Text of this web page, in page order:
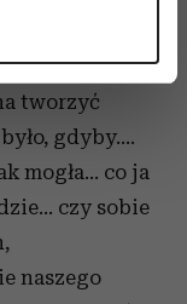
palca)
preferencje w
cookie możesz
chwili.
treści
i
o tym, jak
drogą
możliwych
tworzyć
gdyby….
mogła… co ja
czy sobie
naszego